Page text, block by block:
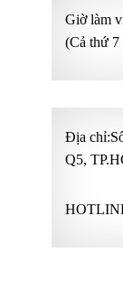
Giờ làm
(Cả thứ 7
Địa
Q5,